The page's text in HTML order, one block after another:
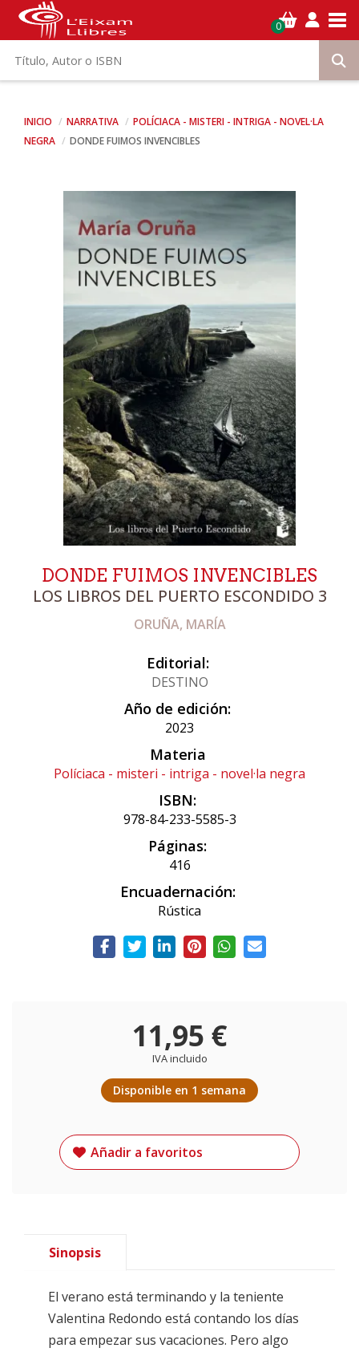
0
INICIO NARRATIVA
POLÍCIACA - MISTERI - INTRIGA - NOVEL·LA
NEGRA
DONDE FUIMOS INVENCIBLES
DONDE FUIMOS INVENCIBLES
LOS LIBROS DEL PUERTO ESCONDIDO 3
ORUÑA, MARÍA
Editorial:
DESTINO
Año de edición:
2023
Materia
Políciaca - misteri - intriga - novel·la negra
ISBN:
978-84-233-5585-3
Páginas:
416
Encuadernación:
Rústica
11,95 €
IVA incluido
Disponible en 1 semana
Añadir a favoritos
Sinopsis
El verano está terminando y la teniente
Valentina Redondo está contando los días
para empezar sus vacaciones. Pero algo